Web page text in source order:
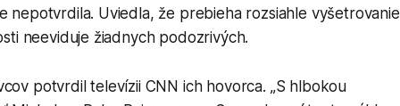
Uviedla, že prebieha rozsiahle vyšetrovanie
neeviduje žiadnych podozrivých.
potvrdil televízii CNN ich hovorca. „S hlbokou